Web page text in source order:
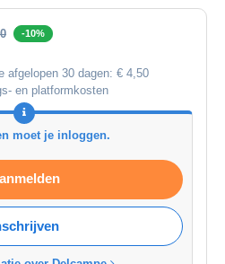
-10%
afgelopen 30 dagen: € 4,50
en platformkosten
moet je inloggen.